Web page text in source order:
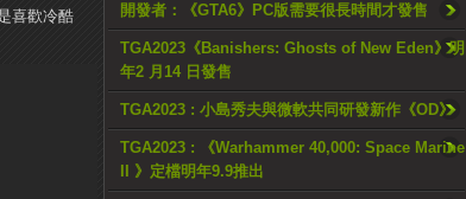
開發者：《GTA6》PC版需要很長時間才發售
TGA2023《Banishers: Ghosts of New Eden》明
年2 月14 日發售
TGA2023 : 小島秀夫與微軟共同研發新作《OD》
TGA2023 : 《Warhammer 40,000: Space Marine
II 》定檔明年9.9推出
喜歡冷酷